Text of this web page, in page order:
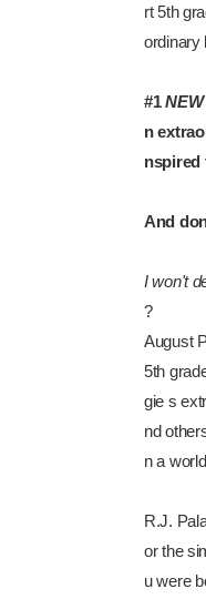
rt 5th
ordinary
#1
n
nspired
And
I won't
?
August
5th
gie s
nd
n a
R.J.
or the
u were